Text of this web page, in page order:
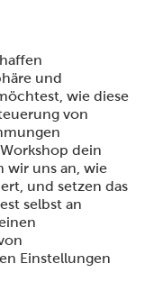
und
wie diese
von
dein
wir uns an, wie
und setzen das
selbst an
Einstellungen